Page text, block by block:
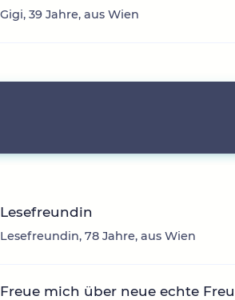
Gigi, 39 Jahre, aus Wien
Lesefreundin
Lesefreundin, 78 Jahre, aus Wien
Freue mich über neue echte